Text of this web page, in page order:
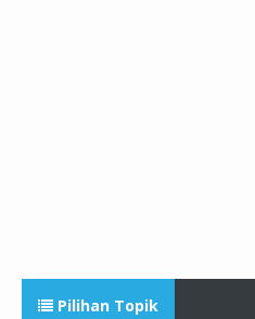
Pilihan Topik